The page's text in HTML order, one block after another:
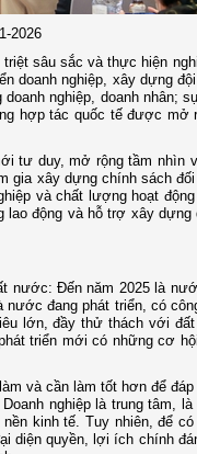
2026
sâu sắc và thực hiện
doanh nghiệp, xây dựng đội
nghiệp, doanh nhân;
hợp tác quốc tế được mở
tư duy, mở rộng tầm nhìn
gia xây dựng chính sách
và chất lượng hoạt
động và hỗ trợ xây dựng
nước: Đến năm 2025 là
đang phát triển, có
lớn, đầy thử thách với
triển mới có những cơ
và cần làm tốt hơn để
nghiệp là trung tâm,
kinh tế. Tuy nhiên, để
diện quyền, lợi ích chính